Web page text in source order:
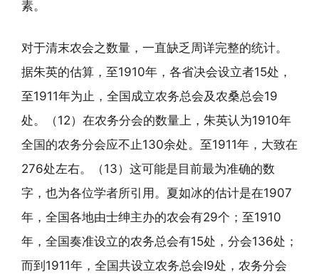
素。
对于清末农会之数量，一直缺乏周详完整的统计。
据朱英的估算，至1910年，各省决会设立者15处，
至1911年为止，全国成立农务总会及农桑总会19
处。（12）在农务分会的数量上，朱英认为1910年
全国的农务分会应不止130余处。至1911年，大致在
276处左右。（13）这可能是目前最为准确的数
字，也为各位学者所引用。夏如冰的估计是在1907
年，全国各地由士绅主办的农会有29个；至1910
年，全国奏准设立的农务总会有15处，分会136处；
而到1911年，全国共设立农务总会I9处，农务分会